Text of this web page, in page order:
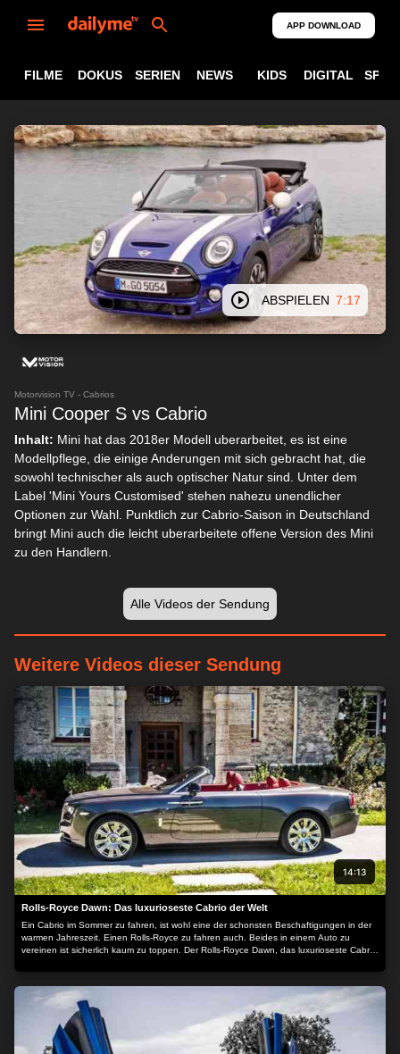
APP DOWNLOAD
FILME DOKUS SERIEN NEWS KIDS DIGITAL
ABSPIELEN 7:17
Motorvision TV - Cabrios
Mini Cooper S vs Cabrio
Inhalt: Mini hat das 2018er Modell uberarbeitet, es ist eine
Modellpflege, die einige Anderungen mit sich gebracht hat, die
sowohl technischer als auch optischer Natur sind. Unter dem
Label 'Mini Yours Customised' stehen nahezu unendlicher
Optionen zur Wahl. Punktlich zur Cabrio-Saison in Deutschland
bringt Mini auch die leicht uberarbeitete offene Version des Mini
zu den Handlern.
Alle Videos der Sendung
Weitere Videos dieser Sendung
14:13
Rolls-Royce Dawn: Das luxurioseste Cabrio der Welt
Ein Cabrio im Sommer zu fahren, ist wohl eine der schonsten Beschaftigungen in der
warmen Jahreszeit. Einen Rolls-Royce zu fahren auch. Beides in einem Auto zu
vereinen ist sicherlich kaum zu toppen. Der Rolls-Royce Dawn, das luxurioseste Cabrio